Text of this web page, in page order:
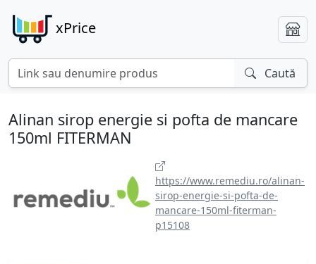
xPrice
Caută
Alinan sirop energie si pofta de mancare
150ml FITERMAN
https://www.remediu.ro/alinan-
sirop-energie-si-pofta-de-
mancare-150ml-fiterman-
p15108